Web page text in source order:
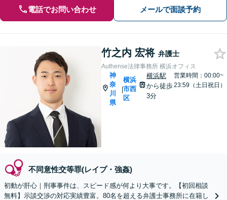
電話でお問い合わせ メールで面談予約
竹之内 宏将 弁護士
Authense法律事務所 横浜オフィス
神
奈
川
県
|
横浜
市西
区
横浜駅
から徒歩
3分
営業時間：00:00~
23:59（土日祝日）
不同意性交等罪(レイプ・強姦)
初動が肝心｜刑事事件は、スピード感が何より大事です。【初回相談
無料】示談交渉の対応実績豊富。80名を超える弁護士事務所に在籍し